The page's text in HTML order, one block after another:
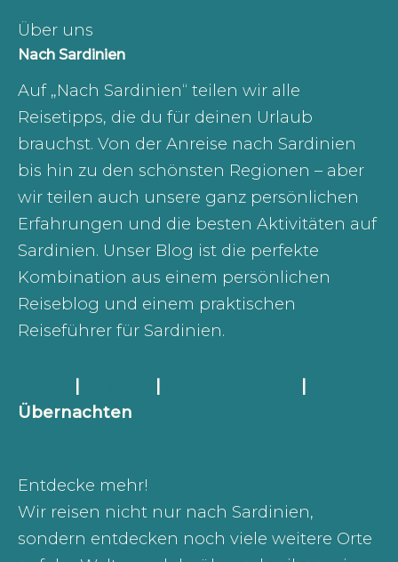
Über uns
Nach Sardinien
Auf „Nach Sardinien“ teilen wir alle
Reisetipps, die du für deinen Urlaub
brauchst. Von der Anreise nach Sardinien
bis hin zu den schönsten Regionen – aber
wir teilen auch unsere ganz persönlichen
Erfahrungen und die besten Aktivitäten auf
Sardinien. Unser Blog ist die perfekte
Kombination aus einem persönlichen
Reiseblog und einem praktischen
Reiseführer für Sardinien.
| |
|
Übernachten
Entdecke mehr!
Wir reisen nicht nur nach Sardinien,
sondern entdecken noch viele weitere Orte